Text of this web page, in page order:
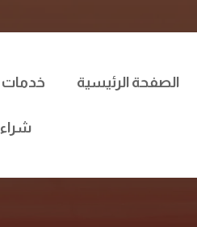
الصفحة الرئيسية خدمات